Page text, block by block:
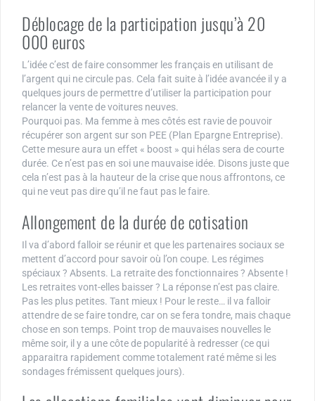
Déblocage de la participation jusqu’à 20
000 euros
L’idée c’est de faire consommer les français en utilisant de
l’argent qui ne circule pas. Cela fait suite à l’idée avancée il y a
quelques jours de permettre d’utiliser la participation pour
relancer la vente de voitures neuves.
Pourquoi pas. Ma femme à mes côtés est ravie de pouvoir
récupérer son argent sur son PEE (Plan Epargne Entreprise).
Cette mesure aura un effet « boost » qui hélas sera de courte
durée. Ce n’est pas en soi une mauvaise idée. Disons juste que
cela n’est pas à la hauteur de la crise que nous affrontons, ce
qui ne veut pas dire qu’il ne faut pas le faire.
Allongement de la durée de cotisation
Il va d’abord falloir se réunir et que les partenaires sociaux se
mettent d’accord pour savoir où l’on coupe. Les régimes
spéciaux ? Absents. La retraite des fonctionnaires ? Absente !
Les retraites vont-elles baisser ? La réponse n’est pas claire.
Pas les plus petites. Tant mieux ! Pour le reste… il va falloir
attendre de se faire tondre, car on se fera tondre, mais chaque
chose en son temps. Point trop de mauvaises nouvelles le
même soir, il y a une côte de popularité à redresser (ce qui
apparaitra rapidement comme totalement raté même si les
sondages frémissent quelques jours).